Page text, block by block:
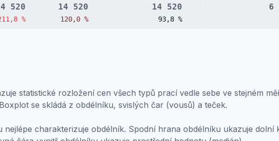
520
%
14 520
120,0 %
14 520
93,8 %
6
statistické rozložení cen všech typů prací vedle sebe ve stejném
se skládá z obdélníku, svislých čar (vousů) a teček.
nejlépe charakterizuje obdélník. Spodní hrana obdélníku ukazuje